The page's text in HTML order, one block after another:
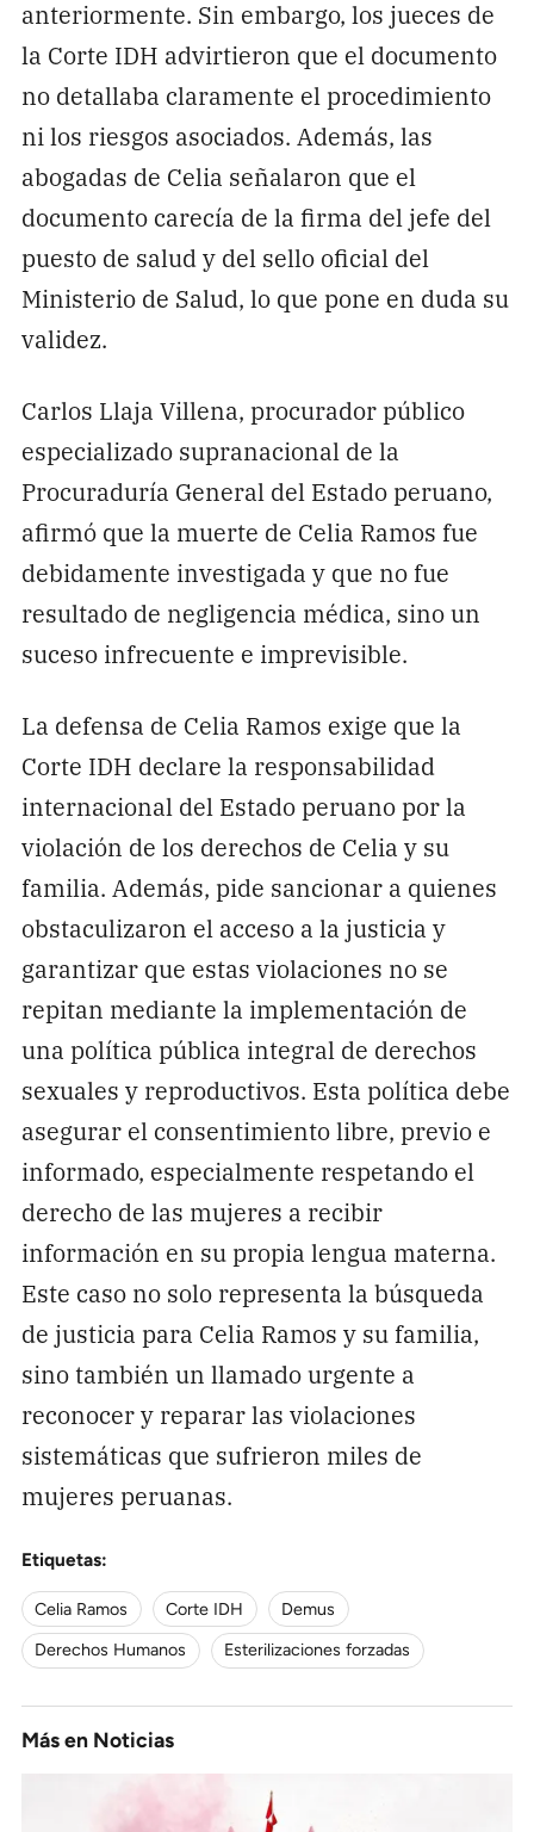
anteriormente. Sin embargo, los jueces de
la Corte IDH advirtieron que el documento
no detallaba claramente el procedimiento
ni los riesgos asociados. Además, las
abogadas de Celia señalaron que el
documento carecía de la firma del jefe del
puesto de salud y del sello oficial del
Ministerio de Salud, lo que pone en duda su
validez.
Carlos Llaja Villena, procurador público
especializado supranacional de la
Procuraduría General del Estado peruano,
afirmó que la muerte de Celia Ramos fue
debidamente investigada y que no fue
resultado de negligencia médica, sino un
suceso infrecuente e imprevisible.
La defensa de Celia Ramos exige que la
Corte IDH declare la responsabilidad
internacional del Estado peruano por la
violación de los derechos de Celia y su
familia. Además, pide sancionar a quienes
obstaculizaron el acceso a la justicia y
garantizar que estas violaciones no se
repitan mediante la implementación de
una política pública integral de derechos
sexuales y reproductivos. Esta política debe
asegurar el consentimiento libre, previo e
informado, especialmente respetando el
derecho de las mujeres a recibir
información en su propia lengua materna.
Este caso no solo representa la búsqueda
de justicia para Celia Ramos y su familia,
sino también un llamado urgente a
reconocer y reparar las violaciones
sistemáticas que sufrieron miles de
mujeres peruanas.
Etiquetas:
Celia Ramos Corte IDH
Demus
Derechos Humanos
Esterilizaciones forzadas
Más en Noticias